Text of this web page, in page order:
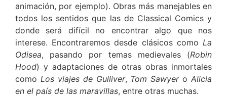
animación, por ejemplo). Obras más manejables en
todos los sentidos que las de Classical Comics y
donde será difícil no encontrar algo que nos
interese. Encontraremos desde clásicos como La
Odisea, pasando por temas medievales (Robin
Hood) y adaptaciones de otras obras inmortales
como Los viajes de Gulliver, Tom Sawyero Alicia
en el país de las maravillas, entre otras muchas.